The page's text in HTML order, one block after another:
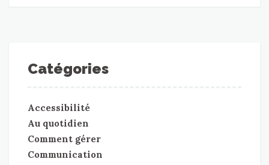
Catégories
Accessibilité
Au quotidien
Comment gérer
Communication